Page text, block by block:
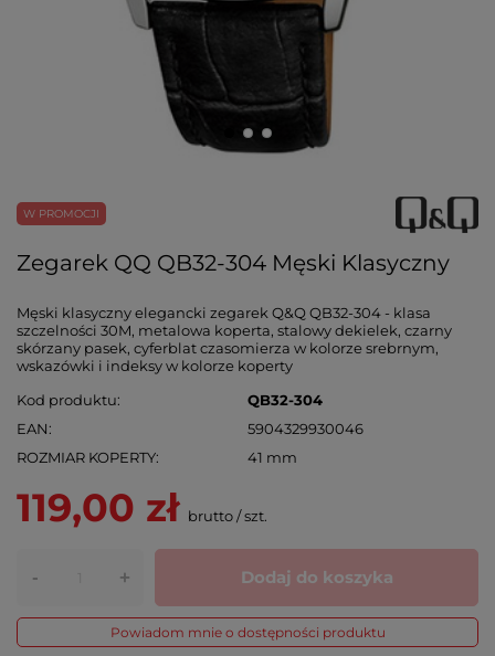
W PROMOCJI
Zegarek QQ QB32-304 Męski Klasyczny
Męski klasyczny elegancki zegarek Q&Q QB32-304 - klasa
szczelności 30M, metalowa koperta, stalowy dekielek, czarny
skórzany pasek, cyferblat czasomierza w kolorze srebrnym,
wskazówki i indeksy w kolorze koperty
Kod produktu
QB32-304
EAN
5904329930046
ROZMIAR KOPERTY
41 mm
119,00 zł brutto/szt.
- + Dodaj do koszyka
Powiadom mnie o dostępności produktu